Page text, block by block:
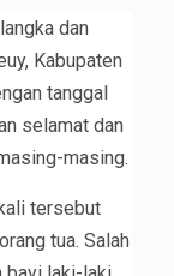
dan
Kabupaten
tanggal
selamat dan
masing.
tersebut
tua. Salah